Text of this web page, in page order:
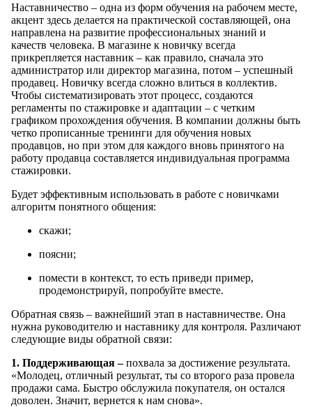
Наставничество – одна из форм обучения на рабочем месте,
акцент здесь делается на практической составляющей, она
направлена на развитие профессиональных знаний и
качеств человека. В магазине к новичку всегда
прикрепляется наставник – как правило, сначала это
администратор или директор магазина, потом – успешный
продавец. Новичку всегда сложно влиться в коллектив.
Чтобы систематизировать этот процесс, создаются
регламенты по стажировке и адаптации – с четким
графиком прохождения обучения. В компании должны быть
четко прописанные тренинги для обучения новых
продавцов, но при этом для каждого вновь принятого на
работу продавца составляется индивидуальная программа
стажировки.
Будет эффективным использовать в работе с новичками
алгоритм понятного общения:
скажи;
поясни;
помести в контекст, то есть приведи пример,
продемонстрируй, попробуйте вместе.
Обратная связь – важнейший этап в наставничестве. Она
нужна руководителю и наставнику для контроля. Различают
следующие виды обратной связи:
1. Поддерживающая –похвала за достижение результата.
«Молодец, отличный результат, ты со второго раза провела
продажи сама. Быстро обслужила покупателя, он остался
доволен. Значит, вернется к нам снова».